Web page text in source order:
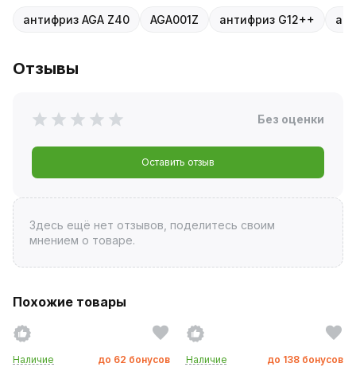
антифриз AGA Z40 AGA001Z антифриз G12++
Отзывы
Без оценки
Оставить отзыв
Здесь ещё нет отзывов, поделитесь своим
мнением о товаре.
Похожие товары
Наличие до 62 бонусов
Наличие до 138 бонусов